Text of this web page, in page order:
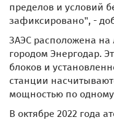
пределов и условий
зафиксировано", -
ЗАЭС расположена на
городом Энергодар.
блоков и
станции
мощностью по одному
В октябре 2022 года